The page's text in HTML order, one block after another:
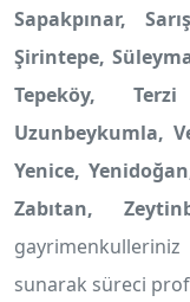
Sapakpınar,
Şirintepe,
Tepeköy,
Uzunbeykumla,
Yenice,
Zabıtan,
sunarak süreci